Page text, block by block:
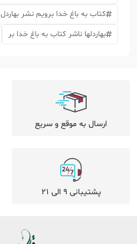
کتاب به باغ خدا برویم نشر بهاردل
بهاردلها ناشر کتاب به باغ خدا بر
ارسال به موقع و سریع
پشتیبانی 9 الی 21